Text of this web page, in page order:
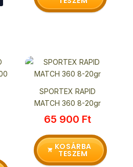
SPORTEX RAPID
MATCH 360 8-20gr
65 900 Ft
KOSÁRBA
TESZEM